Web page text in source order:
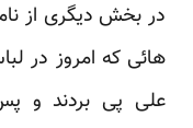
در بخش دیگری از
هائی که امروز در
علی پی بردند و